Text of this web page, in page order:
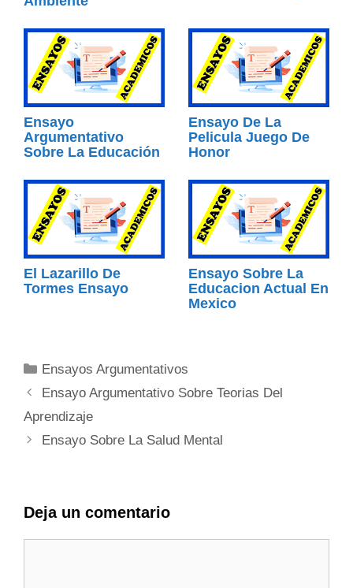
Ensayo
Argumentativo
Sobre La Educación
Ensayo De La
Pelicula Juego De
Honor
El Lazarillo De
Tormes Ensayo
Ensayo Sobre La
Educacion Actual En
Mexico
Categorías
Ensayos Argumentativos
Ensayo Argumentativo Sobre Teorias Del
Aprendizaje
Ensayo Sobre La Salud Mental
Deja un comentario